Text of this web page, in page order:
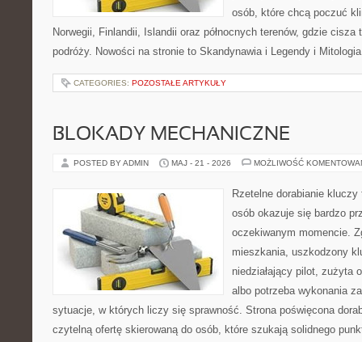
osób, które chcą poczuć
Norwegii, Finlandii, Islandii oraz północnych terenów, gdzie cisza
podróży. Nowości na stronie to Skandynawia i Legendy i
CATEGORIES: POZOSTAŁE ARTYKUŁY
BLOKADY MECHANICZNE
POSTED BY ADMIN MAJ - 21 - 2026 MOŻLIWOŚĆ
Rzetelne dorabianie
osób okazuje się bardzo
oczekiwanym momencie.
mieszkania, uszkodzony
niedziałający pilot, zużyta
albo potrzeba wykonania
sytuacje, w których liczy się sprawność. Strona poświęcona
czytelną ofertę skierowaną do osób, które szukają solidnego